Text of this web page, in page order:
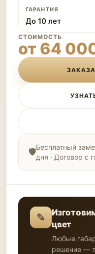
ГАРАНТИЯ
До 10 лет
СТОИМОСТЬ
от 64
Бесплатный
дня · Договор с
✎
цвет
Любые
решение —